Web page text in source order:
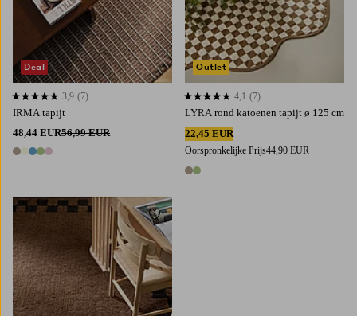
IRMA tapijt
48,44 EUR56,99 EUR
5 kleuren
3,9 op basis van 7 beoordelingen
3,9 (7)
Deal
LYRA rond katoenen tapijt ø 125 cm
22,45 EUR
Oorspronkelijke Prijs44,90 EUR
2 kleuren
4,1 op basis van 7 beoordelingen
4,1 (7)
Outlet
Toevoegen aan favorieten